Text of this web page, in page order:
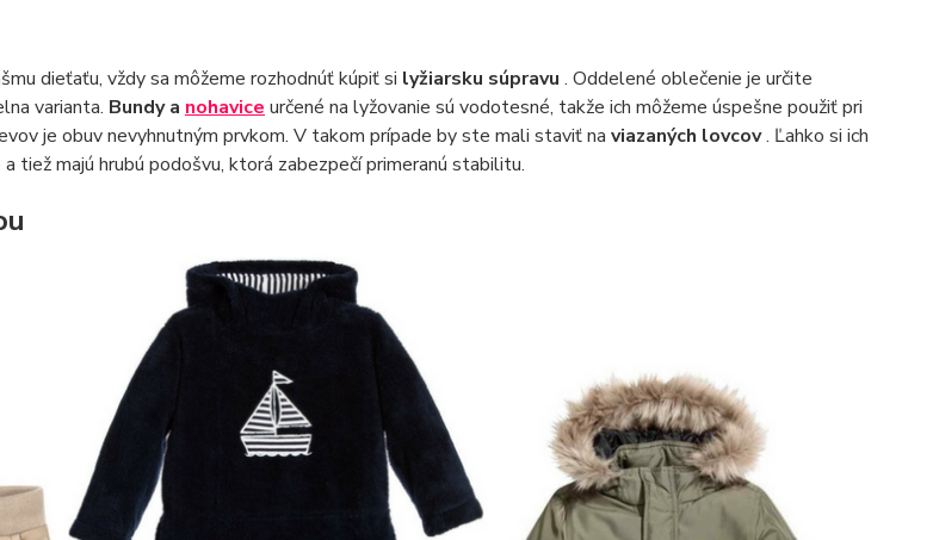
dieťaťu, vždy sa môžeme rozhodnúť kúpiť si lyžiarsku súpravu . Oddelené oblečenie je určite
varianta. Bundy a nohavice určené na lyžovanie sú vodotesné, takže ich môžeme úspešne použiť pri
je obuv nevyhnutným prvkom. V takom prípade by ste mali staviť na viazaných lovcov. Ľahko si ich
tiež majú hrubú podošvu, ktorá zabezpečí primeranú stabilitu.